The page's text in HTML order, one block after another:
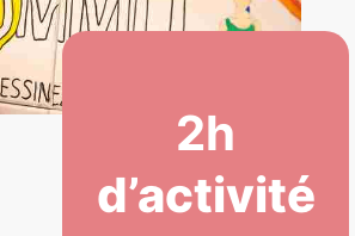
2h
d’activité